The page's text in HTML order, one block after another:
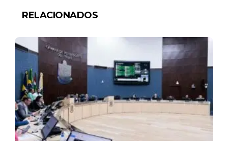
RELACIONADOS